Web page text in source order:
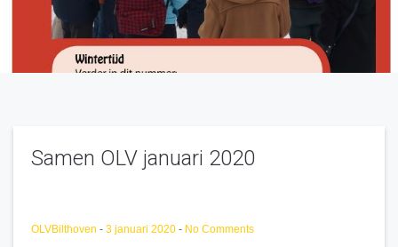
Samen OLV januari 2020
OLVBilthoven - 3 januari 2020 - No Comments